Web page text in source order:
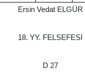
Ersin Vedat ELGÜR
18. YY. FELSEFESİ
D 27